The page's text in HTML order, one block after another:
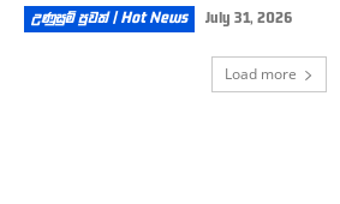
උණුසුම් පුවත් | Hot News July 31, 2026
Load more